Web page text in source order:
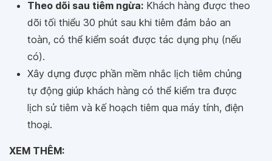
Theo dõi sau tiêm ngừa: Khách hàng được theo
dõi tối thiểu 30 phút sau khi tiêm đảm bảo an
toàn, có thể kiểm soát được tác dụng phụ (nếu
có).
Xây dựng được phần mềm nhắc lịch tiêm chủng
tự động giúp khách hàng có thể kiểm tra được
lịch sử tiêm và kế hoạch tiêm qua máy tính, điện
thoại.
XEM THÊM: